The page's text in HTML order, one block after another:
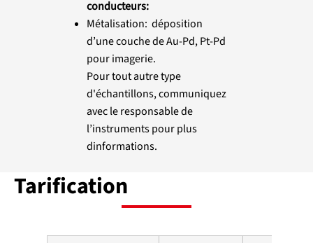
Tarification
conducteurs:
Métalisation: déposition
d’une couche de Au-Pd, Pt-Pd
pour imagerie.
Pour tout autre type
d'échantillons, communiquez
avec le responsable de
l’instruments pour plus
dinformations.